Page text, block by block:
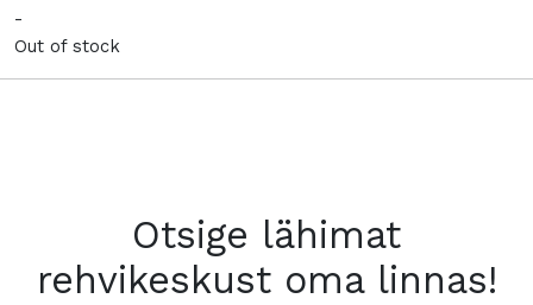
-
Out of stock
Otsige lähimat
rehvikeskust oma linnas!